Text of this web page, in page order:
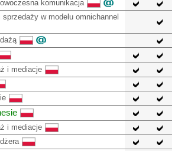
komunikacja
w modelu omnichannel
i mediacje
i mediacje